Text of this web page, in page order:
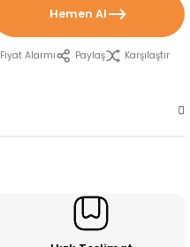
Hemen Al
Fiyat Alarmı Paylaş Karşılaştır